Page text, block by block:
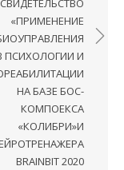
СВИДЕТЕЛЬСТВО
«ПРИМЕНЕНИЕ
ПСИХОЛОГИИ И
НА БАЗЕ БОС-
КОМПОЕКСА
«КОЛИБРИ»И
BRAINBIT 2020